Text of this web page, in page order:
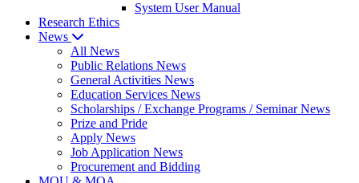
System User Manual
Research Ethics
News
All News
Public Relations News
General Activities News
Education Services News
Scholarships / Exchange Programs / Seminar News
Prize and Pride
Apply News
Job Application News
Procurement and Bidding